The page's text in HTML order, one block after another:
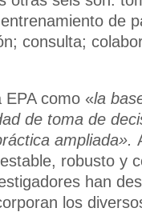
de
consulta;
EPA como «la
de toma de
ampliada».
robusto y
han
los